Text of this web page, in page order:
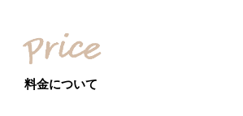
料金について